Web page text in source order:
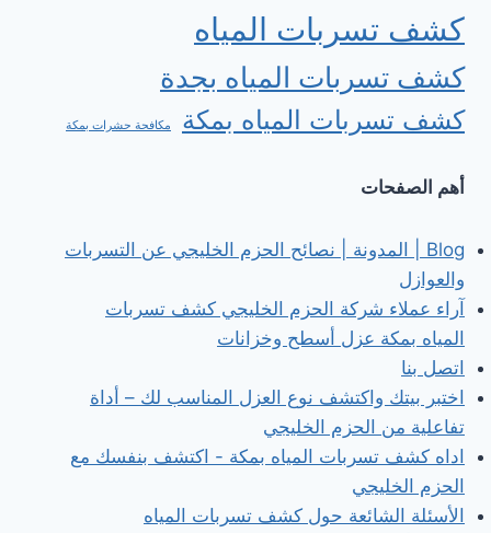
كشف تسربات المياه
كشف تسربات المياه بجدة
كشف تسربات المياه بمكة مكافحة حشرات بمكة
أهم الصفحات
Blog | المدونة | نصائح الحزم الخليجي عن التسربات
والعوازل
آراء عملاء شركة الحزم الخليجي كشف تسربات
المياه بمكة عزل أسطح وخزانات
اتصل بنا
اختبر بيتك واكتشف نوع العزل المناسب لك – أداة
تفاعلية من الحزم الخليجي
اداه كشف تسربات المياه بمكة - اكتشف بنفسك مع
الحزم الخليجي
الأسئلة الشائعة حول كشف تسربات المياه